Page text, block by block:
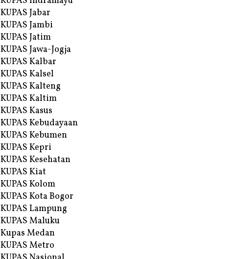
KUPAS Jabar
KUPAS Jambi
KUPAS Jatim
KUPAS Jawa-Jogja
KUPAS Kalbar
KUPAS Kalsel
KUPAS Kalteng
KUPAS Kaltim
KUPAS Kasus
KUPAS Kebudayaan
KUPAS Kebumen
KUPAS Kepri
KUPAS Kesehatan
KUPAS Kiat
KUPAS Kolom
KUPAS Kota Bogor
KUPAS Lampung
KUPAS Maluku
Kupas Medan
KUPAS Metro